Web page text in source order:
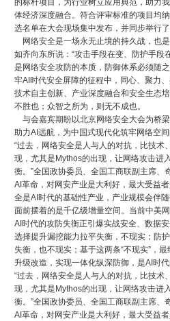
体经济深度融合。符合评审标准的项目均
选名单在大会现场集中发布，并同步举行了
网络安全是一场永无止境的持久战，也
如齐向东所说：“攻击手段在变、防护手段
是网络安全攻防的本质，防御体系必须随
牢AI时代安全屏障的征程中，同心、聚力
技术自主创新、产业深度融合和安全生态
不胜也；众智之所为，则无不成也。
与会嘉宾期盼以北京网络安全大会为桥
助力AI远航，为中国式现代化筑牢网络空间
“过去，网络安全是人与人的对抗，比技术
现，尤其是Mythos的出现，让网络攻击进
衡。”全国政协委员、全国工商联副主席、
AI革命，对网安产业是大利好，最大受益
全是AI时代的基础性产业，产业规模会伴
面前摆着的是千亿级增量空间。当前中美
AI时代的攻防失衡正引爆实战安全、数据
选择提升漏挖能力拉平失衡，不现实；防
失衡，也不现实；基于这两条“不现实”，
升级改造，实现一体化纵深防御，是AI时代
“过去，网络安全是人与人的对抗，比技术
现，尤其是Mythos的出现，让网络攻击进
衡。”全国政协委员、全国工商联副主席、
AI革命，对网安产业是大利好，最大受益